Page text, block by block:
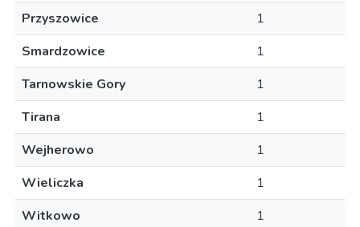
Przyszowice
1
Smardzowice
1
Tarnowskie Gory
1
Tirana
1
Wejherowo
1
Wieliczka
1
Witkowo
1